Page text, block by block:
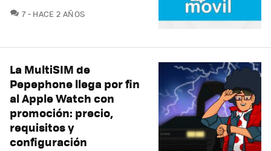
7COMENTARIOS
HACE 2 AÑOS
La MultiSIM de
Pepephone llega por fin
al Apple Watch con
promoción: precio,
requisitos y
configuración